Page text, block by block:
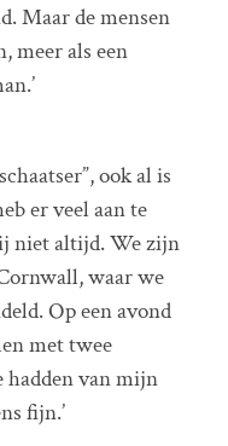
Maar de mensen
meer als een
ook al is
er veel aan te
niet altijd. We zijn
waar we
Op een avond
met twee
hadden van mijn
fijn.’